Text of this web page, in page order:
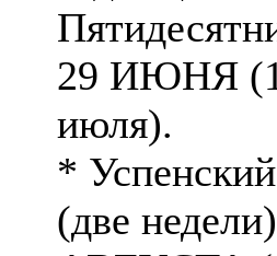
29 ИЮНЯ
июля).
*
(две